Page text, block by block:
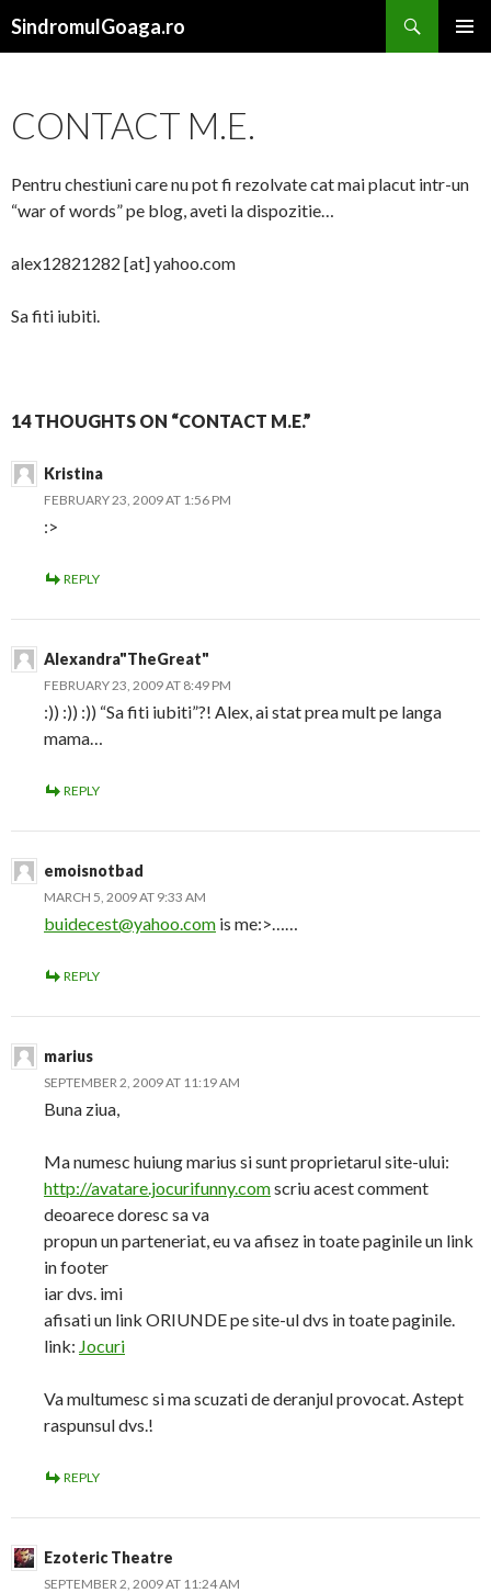
SindromulGoaga.ro
CONTACT M.E.
Pentru chestiuni care nu pot fi rezolvate cat mai placut intr-un
“war of words” pe blog, aveti la dispozitie…
alex12821282 [at] yahoo.com
Sa fiti iubiti.
14 THOUGHTS ON “CONTACT M.E.”
Kristina
FEBRUARY 23, 2009 AT 1:56 PM
:>
REPLY
Alexandra"TheGreat"
FEBRUARY 23, 2009 AT 8:49 PM
:)) :)) :)) “Sa fiti iubiti”?! Alex, ai stat prea mult pe langa
mama…
REPLY
emoisnotbad
MARCH 5, 2009 AT 9:33 AM
buidecest@yahoo.com is me:>……
REPLY
marius
SEPTEMBER 2, 2009 AT 11:19 AM
Buna ziua,
Ma numesc huiung marius si sunt proprietarul site-ului:
http://avatare.jocurifunny.comscriu acest comment
deoarece doresc sa va
propun un parteneriat, eu va afisez in toate paginile un link
in footer
iar dvs. imi
afisati un link ORIUNDE pe site-ul dvs in toate paginile.
link: Jocuri
Va multumesc si ma scuzati de deranjul provocat. Astept
raspunsul dvs.!
REPLY
Ezoteric Theatre
SEPTEMBER 2, 2009 AT 11:24 AM